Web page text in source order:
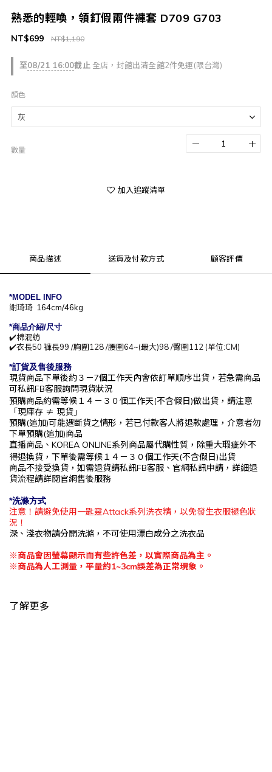
熟悉的輕喚，領釘假兩件褲套 D709 G703
至08/21 16:00截止 全店，封館出清全館2件免運(限台灣)
NT$1,190
NT$699
顏色
數量
加入追蹤清單
商品描述 送貨及付款方式 顧客評價
*MODEL INFO
謝琦琦 164cm/46kg
*商品介紹/尺寸
✔️棉混紡
✔️衣長50 褲長99 /胸圍128 /腰圍64~(最大)98 /臀圍112 (單位:CM)
*訂貨及售後服務
現貨商品下單後約３－7個工作天內會依訂單順序出貨， 若急需商品
可私訊FB客服詢問現貨狀況
預購商品約需等候１４－３０個工作天(不含假日)做出貨，請注意
「現庫存 ≠ 現貨」
預購(追加)可能遇斷貨之情形，若已付款客人將退款處理，介意者勿
下單預購(追加)商品
直播商品、KOREA ONLINE系列商品屬代購性質，除重大瑕疵外不
得退換貨，下單後需等候１４－３０個工作天(不含假日)出貨
商品不接受換貨，如需退貨請私訊FB客服、官網私訊申請，詳細退
貨流程請詳閱官網售後服務
*洗滌方式
注意！請避免使用一匙靈Attack系列洗衣精，以免發生衣服褪色狀
況！
深、淺衣物請分開洗滌，不可使用漂白成分之洗衣品
※商品會因螢幕顯示而有些許色差，以實際商品為主。
※商品為人工測量，平量約1~3cm誤差為正常現象。
了解更多